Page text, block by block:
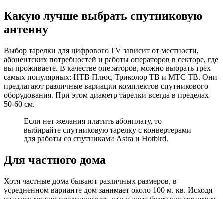
Какую лучше выбрать спутниковую
антенну
Выбор тарелки для цифрового TV зависит от местности,
абонентских потребностей и работы операторов в секторе, где
вы проживаете. В качестве операторов, можно выбрать трех
самых популярных: НТВ Плюс, Триколор ТВ и МТС ТВ. Они
предлагают различные вариации комплектов спутникового
оборудования. При этом диаметр тарелки всегда в пределах
50-60 см.
Если нет желания платить абонплату, то
выбирайте спутниковую тарелку с конвертерами
для работы со спутниками Astra и Hotbird.
Для частного дома
Хотя частные дома бывают различных размеров, в
усредненном варианте дом занимает около 100 м. кв. Исходя